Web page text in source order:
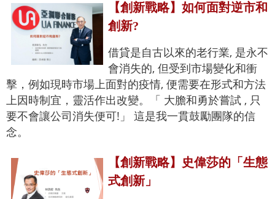
【創新戰略】如何面對逆市和
創新?
借貸是自古以來的老行業, 是永不
會消失的, 但受到市場變化和衝
擊，例如現時市場上面對的疫情, 便需要在形式和方法
上因時制宜，靈活作出改變。「 大膽和勇於嘗試 , 只
要不會讓公司消失便可!」 這是我一貫鼓勵團隊的信
念。
【創新戰略】史偉莎的「生態
式創新」